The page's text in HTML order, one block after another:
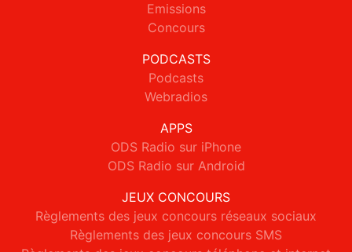
Emissions
Concours
PODCASTS
Podcasts
Webradios
APPS
ODS Radio sur iPhone
ODS Radio sur Android
JEUX CONCOURS
Règlements des jeux concours réseaux sociaux
Règlements des jeux concours SMS